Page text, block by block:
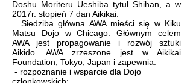
Doshu Moriteru Ueshiba tytuł Shihan, a w
2017r. stopień 7 dan Aikikai.
Siedziba główna AWA mieści się w Kiku
Matsu Dojow Chicago. Głównym celem
AWA jest propagowanie i rozwój sztuki
Aikido. AWA zrzeszone jest w Aikikai
Foundation, Tokyo, Japan i zapewnia:
- rozpoznanie i wsparcie dla Dojo